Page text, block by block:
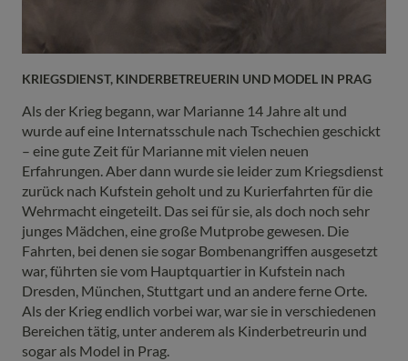
KRIEGSDIENST, KINDERBETREUERIN UND MODEL IN PRAG
Als der Krieg begann, war Marianne 14 Jahre alt und
wurde auf eine Internatsschule nach Tschechien geschickt
– eine gute Zeit für Marianne mit vielen neuen
Erfahrungen. Aber dann wurde sie leider zum Kriegsdienst
zurück nach Kufstein geholt und zu Kurierfahrten für die
Wehrmacht eingeteilt. Das sei für sie, als doch noch sehr
junges Mädchen, eine große Mutprobe gewesen. Die
Fahrten, bei denen sie sogar Bombenangriffen ausgesetzt
war, führten sie vom Hauptquartier in Kufstein nach
Dresden, München, Stuttgart und an andere ferne Orte.
Als der Krieg endlich vorbei war, war sie in verschiedenen
Bereichen tätig, unter anderem als Kinderbetreurin und
sogar als Model in Prag.